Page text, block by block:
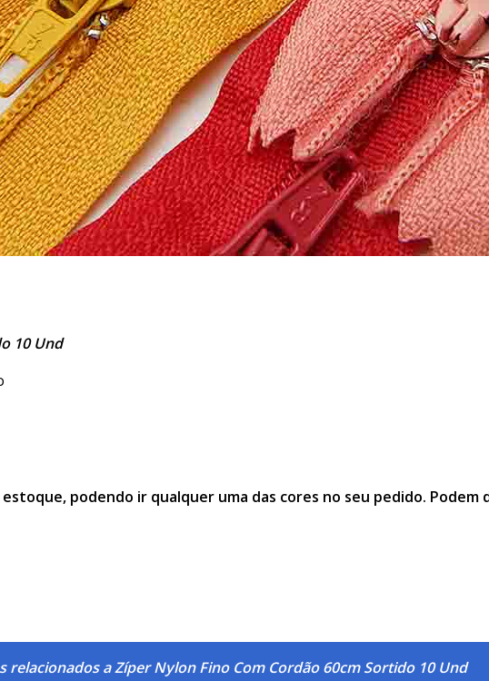
10 Und
podendo ir qualquer uma das cores no seu pedido.
relacionados a Zíper Nylon Fino Com Cordão 60cm Sortido 10 Und